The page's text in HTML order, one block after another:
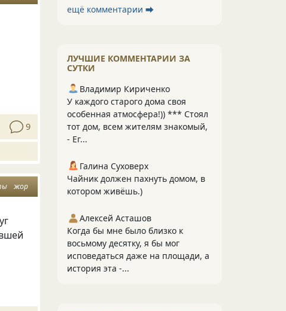
9
жор
ещё комментарии ⮕
ЛУЧШИЕ КОММЕНТАРИИ ЗА
СУТКИ
Владимир Кириченко
У каждого старого дома своя
особенная атмосфера!)) *** Стоял
тот дом, всем жителям знакомый,
- Ег...
Галина Суховерх
Чайник должен пахнуть домом, в
котором живёшь.)
Алексей Асташов
Когда бы мне было близко к
восьмому десятку, я бы мог
исповедаться даже на площади, а
история эта -...